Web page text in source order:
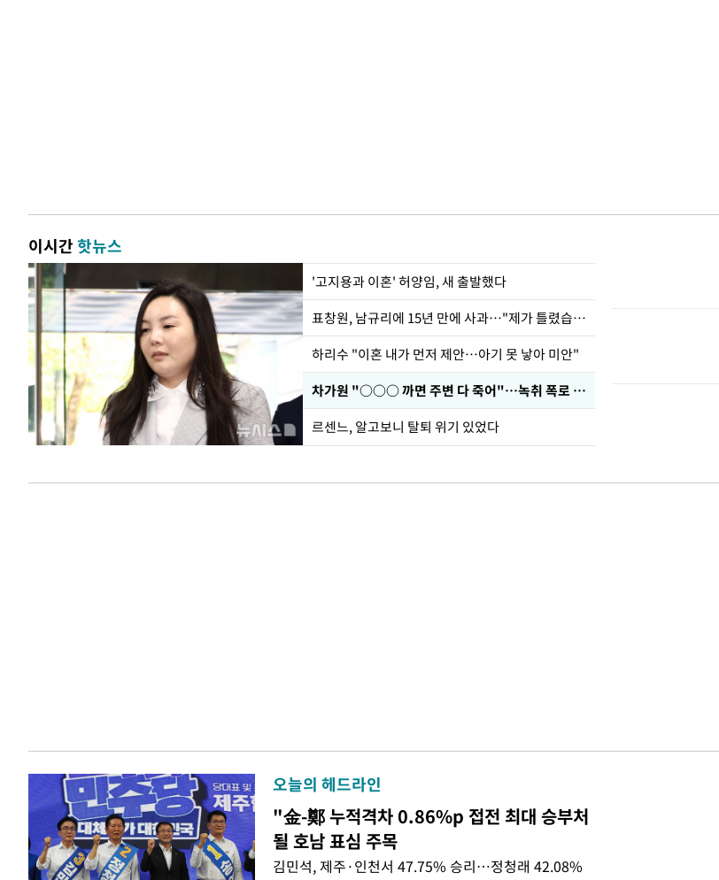
이시간핫뉴스
'고지용과 이혼' 허양임, 새 출발했다
표창원, 남규리에 15년 만에 사과…"제가 틀렸습니다"
하리수 "이혼 내가 먼저 제안…아기 못 낳아 미안"
차가원 "○○○ 까면 주변 다 죽어"…녹취 폭로 파장
르센느, 알고보니 탈퇴 위기 있었다
오늘의 헤드라인
"金-鄭 누적격차 0.86%p 접전 최대 승부처
될 호남 표심 주목
김민석, 제주·인천서 47.75% 승리…정청래 42.08%